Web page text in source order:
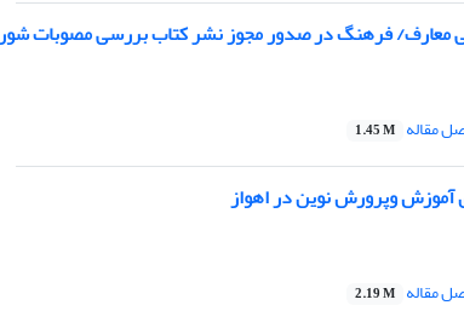
فرهنگ در صدور مجوز نشر کتاب بررسی مصوبات شورا در
مقاله 1.45 M
وپرورش نوین در اهواز
مقاله 2.19 M